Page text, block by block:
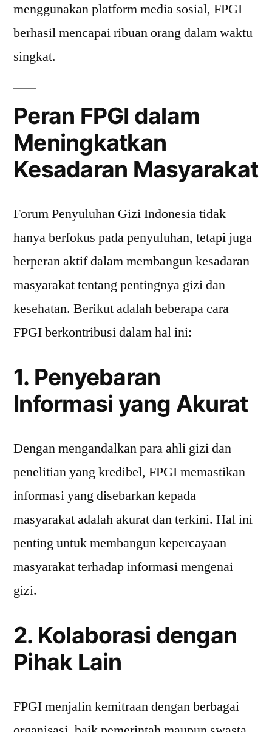
menggunakan platform media sosial, FPGI
berhasil mencapai ribuan orang dalam waktu
singkat.
Peran FPGI dalam
Meningkatkan
Kesadaran Masyarakat
Forum Penyuluhan Gizi Indonesia tidak
hanya berfokus pada penyuluhan, tetapi juga
berperan aktif dalam membangun kesadaran
masyarakat tentang pentingnya gizi dan
kesehatan. Berikut adalah beberapa cara
FPGI berkontribusi dalam hal ini:
1. Penyebaran
Informasi yang Akurat
Dengan mengandalkan para ahli gizi dan
penelitian yang kredibel, FPGI memastikan
informasi yang disebarkan kepada
masyarakat adalah akurat dan terkini. Hal ini
penting untuk membangun kepercayaan
masyarakat terhadap informasi mengenai
gizi.
2. Kolaborasi dengan
Pihak Lain
FPGI menjalin kemitraan dengan berbagai